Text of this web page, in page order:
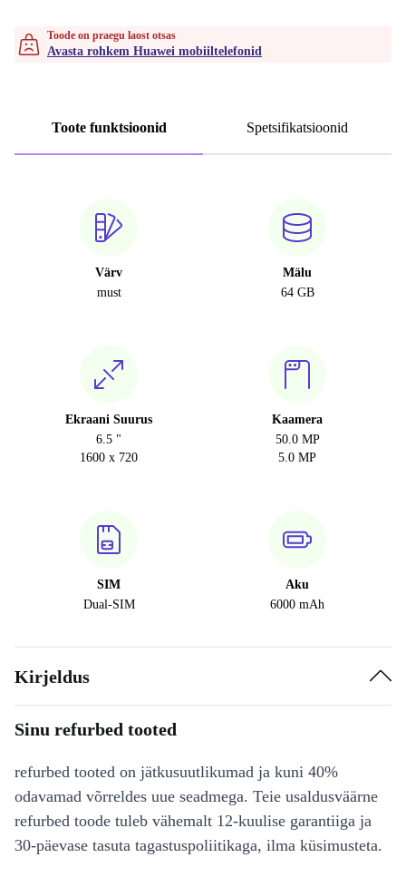
Toode on praegu laost otsas
Avasta rohkem Huawei mobiiltelefonid
Toote funktsioonid Spetsifikatsioonid
Värv
must
Mälu
64 GB
Ekraani Suurus
6.5 "
1600 x 720
Kaamera
50.0 MP
5.0 MP
SIM
Dual-SIM
Aku
6000 mAh
Kirjeldus
Sinu refurbed tooted
refurbed tooted on jätkusuutlikumad ja kuni 40%
odavamad võrreldes uue seadmega. Teie usaldusväärne
refurbed toode tuleb vähemalt 12-kuulise garantiiga ja
30-päevase tasuta tagastuspoliitikaga, ilma küsimusteta.